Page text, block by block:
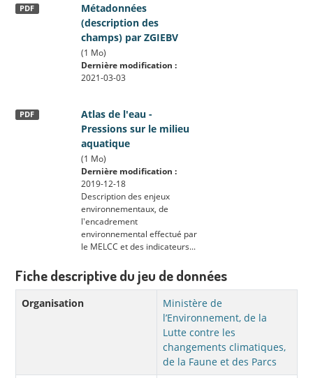
Métadonnées
(description des
champs) par ZGIEBV
PDF
(1 Mo)
Dernière modification :
2021-03-03
Atlas de l'eau -
Pressions sur le milieu
aquatique
PDF
(1 Mo)
Dernière modification :
2019-12-18
Description des enjeux
environnementaux, de
l'encadrement
environnemental effectué par
le MELCC et des indicateurs...
Fiche descriptive du jeu de données
Organisation
Ministère de
l’Environnement, de la
Lutte contre les
changements climatiques,
de la Faune et des Parcs